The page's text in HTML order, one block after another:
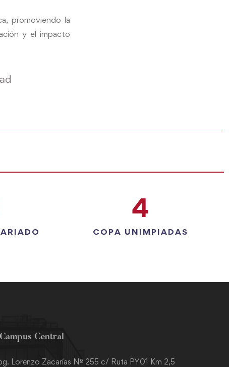
promoviendo la
y el impacto
COPA UNIMPIADAS
4
Central
Lorenzo Zacarías Nº 255 c/ Ruta PY01 Km 2,5